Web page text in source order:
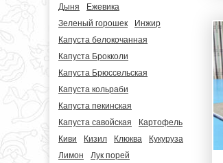
Дыня
Ежевика
Зеленый горошек
Инжир
Капуста белокочанная
Капуста Брокколи
Капуста Брюссельская
Капуста кольраби
Капуста пекинская
Капуста савойская
Картофель
Киви
Кизил Клюква
Кукуруза
Лимон
Лук порей